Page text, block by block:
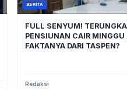
BERITA
FULL SENYUM!
PENSIUNAN CAIR MINGGU
FAKTANYA DARI TASPEN?
Redaksi